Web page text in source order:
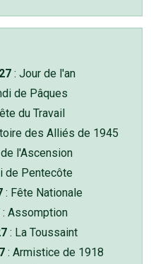
: Jour de l'an
de Pâques
du Travail
des Alliés de 1945
l'Ascension
de Pentecôte
: Fête Nationale
: Assomption
: La Toussaint
: Armistice de 1918